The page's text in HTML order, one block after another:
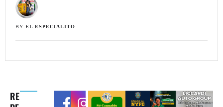
BY EL ESPECIALITO
RE